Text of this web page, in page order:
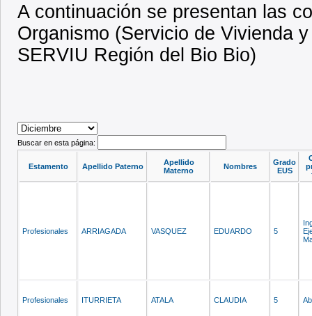
A continuación se presentan las
Organismo (Servicio de Vivienda
SERVIU Región del Bio Bio)
Buscar en esta página:
Estamento Apellido Paterno
Apellido
Materno
Nombres
Grado
EUS
Profesionales ARRIAGADA VASQUEZ EDUARDO 5
Profesionales ITURRIETA ATALA CLAUDIA 5